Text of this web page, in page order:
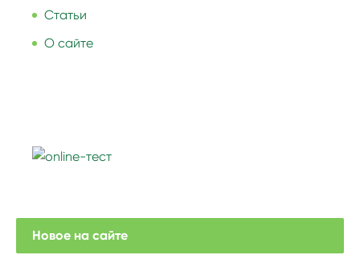
Статьи
О сайте
Новое на сайте